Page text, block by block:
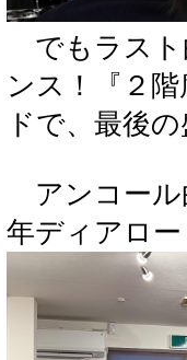
でもラスト
ンス！『２
ドで、最後
アンコール
年ディアロ